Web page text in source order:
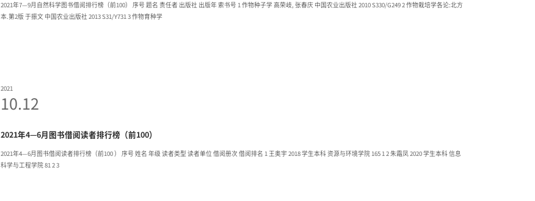
2021年7—9月自然科学图书借阅排行榜（前100） 序号 题名 责任者 出版社 出版年 索书号 1 作物种子学 高荣岐, 张春庆 中国农业出版社 2010 S330/G249 2 作物栽培学各论:北方
本.第2版 于振文 中国农业出版社 2013 S31/Y731 3 作物育种学
2021
10.12
2021年4—6月图书借阅读者排行榜（前100）
2021年4—6月图书借阅读者排行榜（前100 ） 序号 姓名 年级 读者类型 读者单位 借阅册次 借阅排名 1 王奥宇 2018 学生本科 资源与环境学院 165 1 2 朱霜凤 2020 学生本科 信息
科学与工程学院 81 2 3